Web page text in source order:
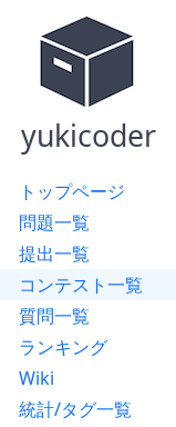
yukicoder
トップページ
問題一覧
提出一覧
コンテスト一覧
質問一覧
ランキング
Wiki
統計/タグ一覧